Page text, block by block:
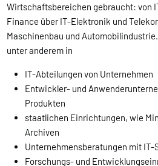
Wirtschaftsbereichen gebraucht: von
Finance über IT-Elektronik und
Maschinenbau und
unter anderem in
IT-Abteilungen von Unternehmen
Entwickler- und
Produkten
staatlichen Einrichtungen, wie
Archiven
Unternehmensberatungen mit
Forschungs- und